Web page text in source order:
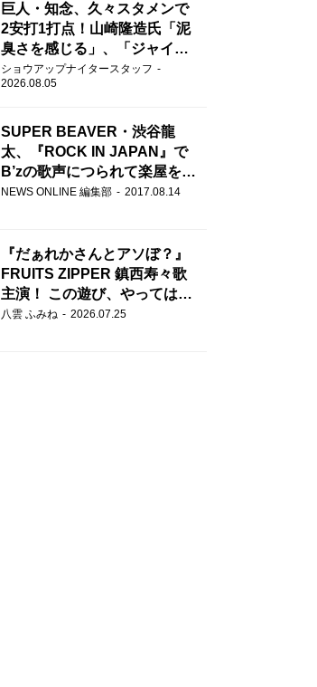
巨人・知念、久々スタメンで
2安打1打点！山崎隆造氏「泥
臭さを感じる」、「ジャイア
ンツには少ないタイプ」
ショウアップナイタースタッフ
2026.08.05
SUPER BEAVER・渋谷龍
太、『ROCK IN JAPAN』で
B’zの歌声につられて楽屋を脱
走！？
NEWS ONLINE 編集部 2017.08.14
『だぁれかさんとアソぼ？』
FRUITS ZIPPER 鎮西寿々歌
主演！ この遊び、やってはい
けません。
八雲 ふみね 2026.07.25